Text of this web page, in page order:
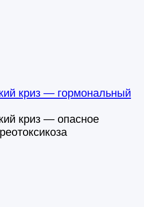
криз — гормональный
криз — опасное